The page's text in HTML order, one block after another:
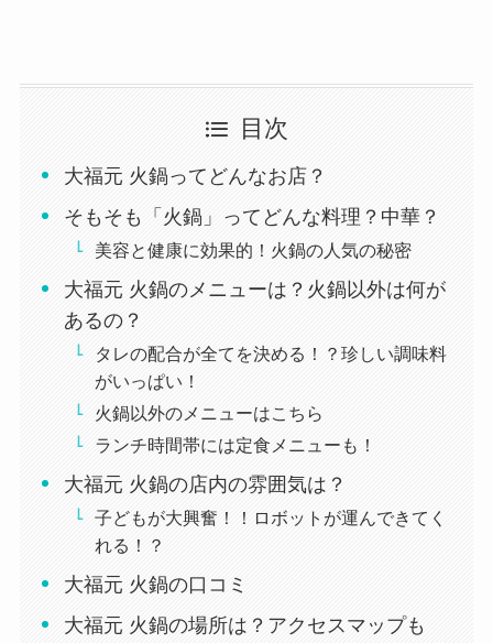
目次
大福元 火鍋ってどんなお店？
そもそも「火鍋」ってどんな料理？中華？
美容と健康に効果的！火鍋の人気の秘密
大福元 火鍋のメニューは？火鍋以外は何が
あるの？
タレの配合が全てを決める！？珍しい調味料
がいっぱい！
火鍋以外のメニューはこちら
ランチ時間帯には定食メニューも！
大福元 火鍋の店内の雰囲気は？
子どもが大興奮！！ロボットが運んできてく
れる！？
大福元 火鍋の口コミ
大福元 火鍋の場所は？アクセスマップも